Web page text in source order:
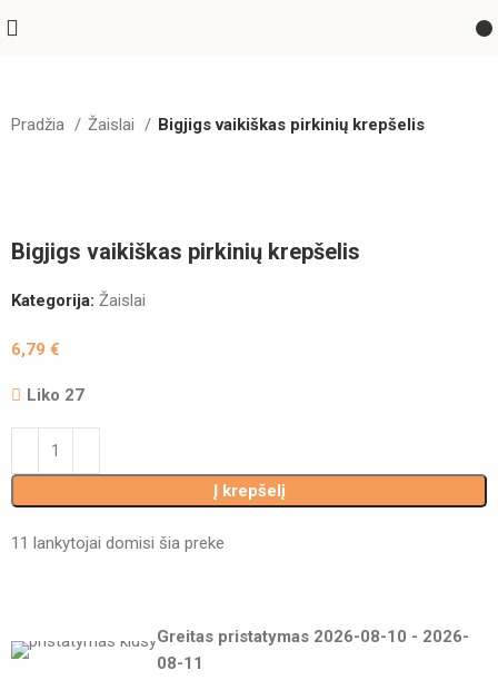
Pradžia Žaislai Bigjigs vaikiškas pirkinių krepšelis
Bigjigs vaikiškas pirkinių krepšelis
Kategorija: Žaislai
6,79€
Liko 27
Į krepšelį
11 lankytojai domisi šia preke
Greitas pristatymas 2026-08-10 - 2026-
08-11